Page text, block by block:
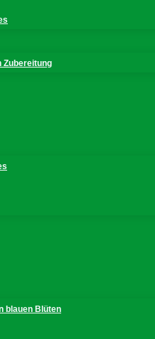
Zubereitung
blauen Blüten